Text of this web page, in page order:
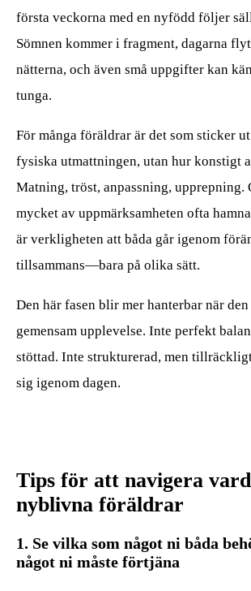
första veckorna med en nyfödd följer
Sömnen kommer i fragment, dagarna
nätterna, och även små uppgifter kan
tunga.
För många föräldrar är det som sticker
fysiska utmattningen, utan hur konstigt
Matning, tröst, anpassning, upprepning.
mycket av uppmärksamheten ofta
är verkligheten att båda går igenom
tillsammans—bara på olika sätt.
Den här fasen blir mer hanterbar när den
gemensam upplevelse. Inte perfekt
stöttad. Inte strukturerad, men
sig igenom dagen.
Tips för att navigera
nyblivna föräldrar
1. Se vilka som något ni båda
något ni måste förtjäna